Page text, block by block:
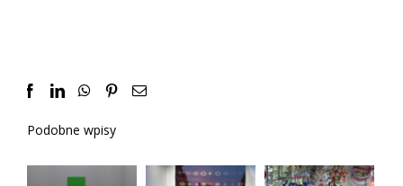
Facebook
LinkedInWhatsApp
PinterestEmail
Podobne wpisy
Zawsze
czyli